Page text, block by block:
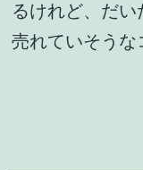
るけれど、だ
売れていそうな